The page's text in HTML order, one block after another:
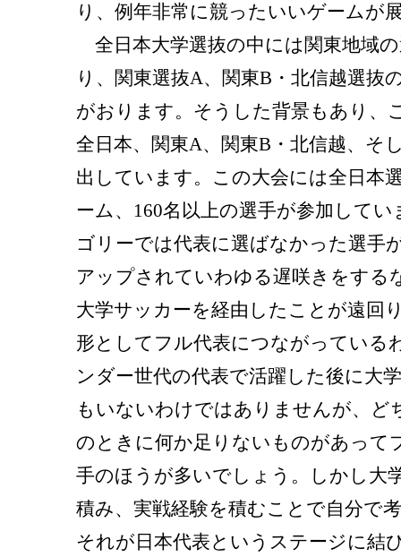
り、例年非常に競ったいいゲームが
全日本大学選抜の中には関東地域
り、関東選抜A、関東B・北信越選抜
がおります。そうした背景もあり、
全日本、関東A、関東B・北信越、そ
出しています。この大会には全日本
ーム、160名以上の選手が参加して
ゴリーでは代表に選ばなかった選手
アップされていわゆる遅咲きをする
大学サッカーを経由したことが遠回
形としてフル代表につながっている
ンダー世代の代表で活躍した後に大
もいないわけではありませんが、ど
のときに何か足りないものがあって
手のほうが多いでしょう。しかし大
積み、実戦経験を積むことで自分で
それが日本代表というステージに結